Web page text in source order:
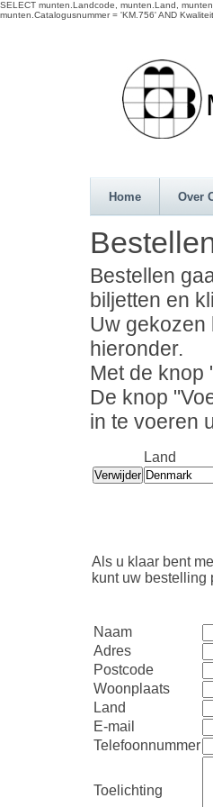
SELECT munten.Landcode, munten.Land,
munten.Catalogusnummer = 'KM.756' AND
Home Over
Bestellen
biljetten en
Uw gekozen
hieronder.
Met de knop
De knop
in te voeren
Land
Als u klaar bent
kunt uw bestelling
Naam
Adres
Postcode
Woonplaats
Land
E-mail
Telefoonnummer
Toelichting